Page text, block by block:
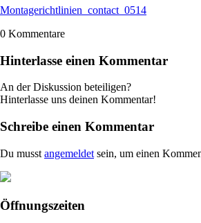
Montagerichtlinien_contact_0514
0 Kommentare
Hinterlasse einen Kommentar
An der Diskussion beteiligen?
Hinterlasse uns deinen Kommentar!
Schreibe einen Kommentar
Du musst angemeldet sein, um einen
Öffnungszeiten